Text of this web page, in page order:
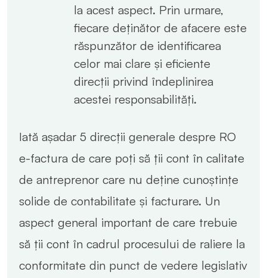
la acest aspect. Prin urmare,
fiecare deținător de afacere este
răspunzător de identificarea
celor mai clare și eficiente
direcții privind îndeplinirea
acestei responsabilități.
Iată așadar 5 direcții generale despre RO
e-factura de care poți să ții cont în calitate
de antreprenor care nu deține cunoștințe
solide de contabilitate și facturare. Un
aspect general important de care trebuie
să ții cont în cadrul procesului de raliere la
conformitate din punct de vedere legislativ